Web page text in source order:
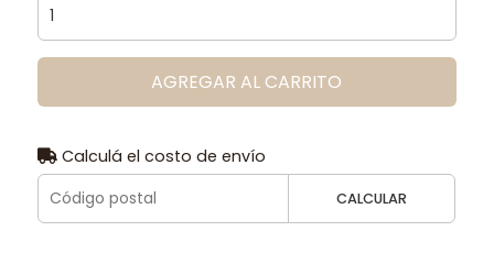
AGREGAR AL CARRITO
Calculá el costo de envío
CALCULAR